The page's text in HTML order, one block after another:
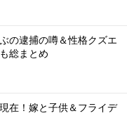
の逮捕の噂＆性格クズエ
総まとめ
在！嫁と子供＆フライデ